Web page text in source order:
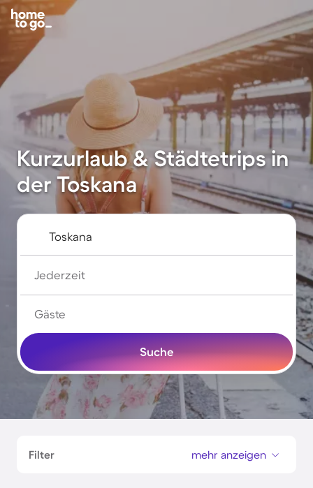
Kurzurlaub & Städtetrips in
der Toskana
Jederzeit
Gäste
Suche
Filter mehr anzeigen